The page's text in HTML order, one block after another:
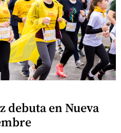
debuta en Nueva